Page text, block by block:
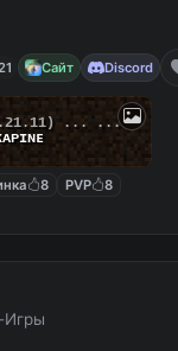
Сайт Discord
... ...
8 PVP
8
Игры